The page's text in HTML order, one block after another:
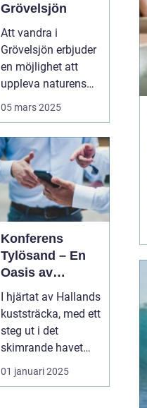
Grövelsjön
Att vandra i
Grövelsjön erbjuder
en möjlighet att
uppleva naturens
05 mars 2025
Konferens
Tylösand – En
Oasis av
Möjligheter
I hjärtat av Hallands
kuststräcka, med ett
steg ut i det
skimrande havet
och den mjuka
san...
01 januari 2025